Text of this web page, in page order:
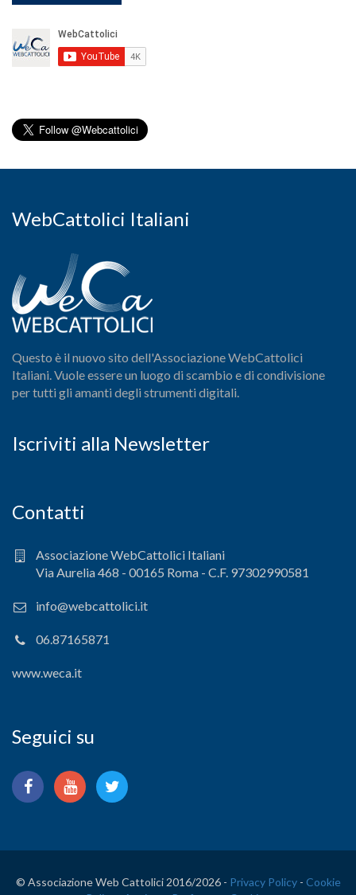
WebCattolici Italiani
Questo è il nuovo sito dell'Associazione WebCattolici
Italiani. Vuole essere un luogo di scambio e di condivisione
per tutti gli amanti degli strumenti digitali.
Iscriviti alla Newsletter
Contatti
Associazione WebCattolici Italiani
Via Aurelia 468 - 00165 Roma - C.F. 97302990581
info@webcattolici.it
06.87165871
www.weca.it
Seguici su
© Associazione Web Cattolici 2016/2026 - Privacy Policy- Cookie